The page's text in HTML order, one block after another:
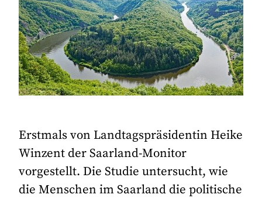
Erstmals von Landtagspräsidentin Heike
Winzent der Saarland-Monitor
vorgestellt. Die Studie untersucht, wie
die Menschen im Saarland die politische